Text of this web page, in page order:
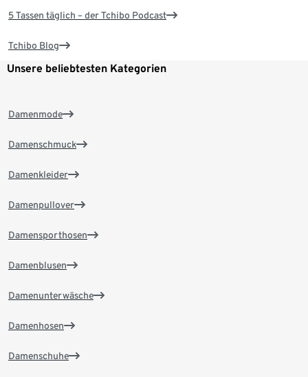
5 Tassen täglich – der Tchibo Podcast
Tchibo Blog
Unsere beliebtesten Kategorien
Damenmode
Damenschmuck
Damenkleider
Damenpullover
Damensporthosen
Damenblusen
Damenunterwäsche
Damenhosen
Damenschuhe